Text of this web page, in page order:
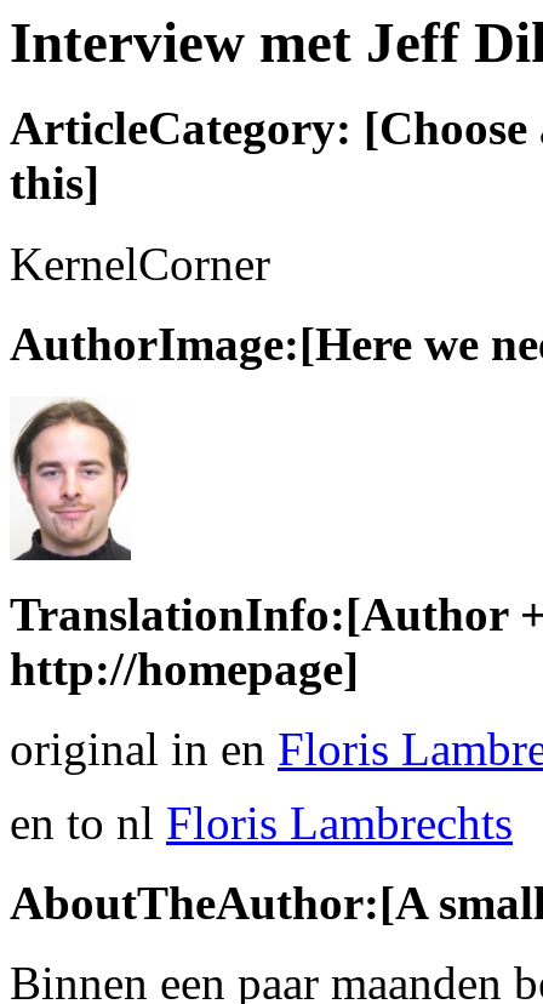
Interview met Jeff
ArticleCategory:
this]
KernelCorner
AuthorImage:[Here we
TranslationInfo:[Author
http://homepage]
original in en Floris
en to nl Floris Lambrechts
AboutTheAuthor:[A
Binnen een paar maanden